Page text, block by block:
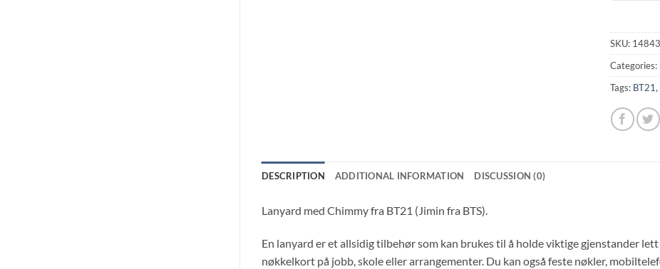
SKU:
Categories:
Tags: BT21,
DESCRIPTION ADDITIONAL INFORMATION DISCUSSION (0)
Lanyard med Chimmy fra BT21 (Jimin fra BTS).
En lanyard er et allsidig tilbehør som kan brukes til å holde viktige gjenstander
nøkkelkort på jobb, skole eller arrangementer. Du kan også feste nøkler,